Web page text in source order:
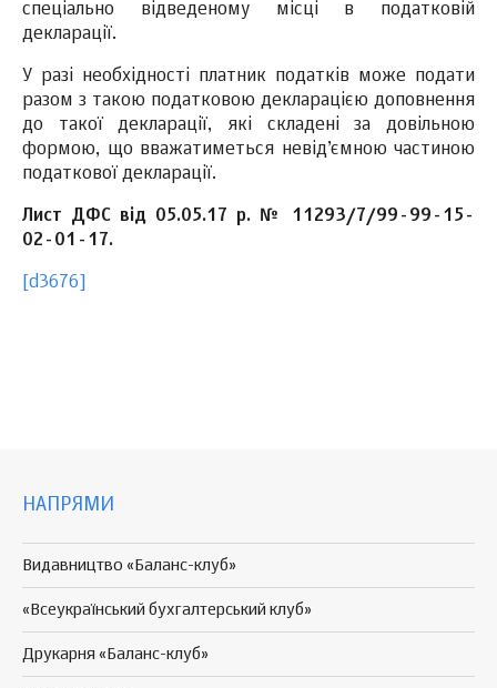
спеціально відведеному місці в податковій
декларації.
У разі необхідності платник податків може подати
разом з такою податковою декларацією доповнення
до такої декларації, які складені за довільною
формою, що вважатиметься невід’ємною частиною
податкової декларації.
Лист ДФС від 05.05.17 р. № 11293/7/99-99-15-
02-01-17.
[d3676]
НАПРЯМИ
Видавництво «Баланс-клуб»
«Всеукраїнський бухгалтерський клуб»
Друкарня «Баланс-клуб»